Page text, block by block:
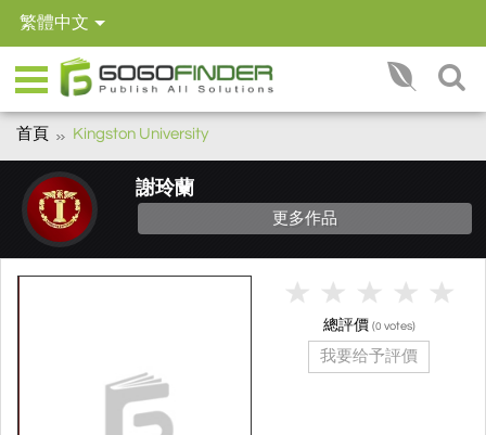
繁體中文
首頁 Kingston University
謝玲蘭
更多作品
總評價 (0 votes)
我要给予評價